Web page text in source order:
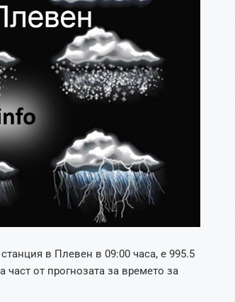
в Плевен в 09:00 часа, е 995.5
част от прогнозата за времето за